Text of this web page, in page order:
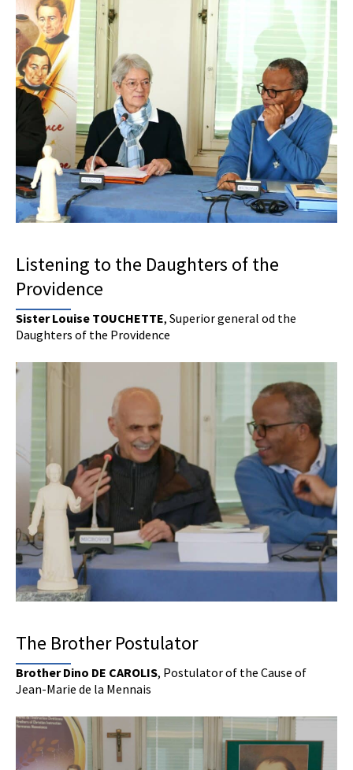
Listening to the Daughters of the
Providence
Sister Louise TOUCHETTE, Superior general od the
Daughters of the Providence
The Brother Postulator
Brother Dino DE CAROLIS, Postulator of the Cause of
Jean-Marie de la Mennais